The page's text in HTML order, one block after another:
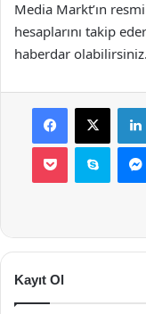
Media Markt’ın
hesaplarını takip
haberdar olabilirsiniz.
Facebook
X
Pocket Skype
Kayıt Ol